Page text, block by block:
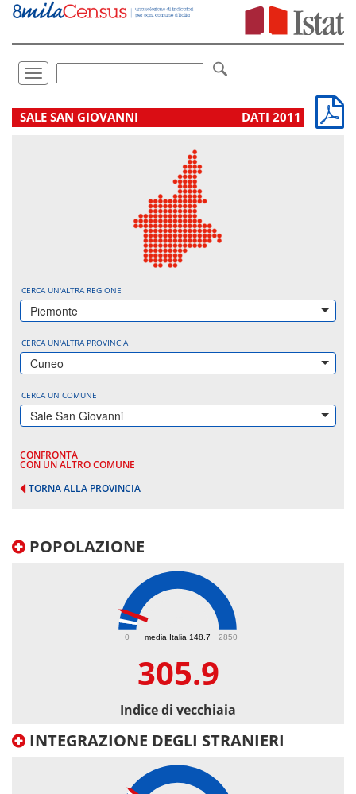
Vai
direttamente
Toggle
navigation
.
SALE SAN GIOVANNI DATI 2011
CERCA UN'ALTRA REGIONE
Piemonte
CERCA UN'ALTRA PROVINCIA
Cuneo
CERCA UN COMUNE
Sale San Giovanni
CONFRONTA
CON UN ALTRO COMUNE
TORNA ALLA PROVINCIA
POPOLAZIONE
media Italia 148.7
0 2850
305.9
Indice di vecchiaia
INTEGRAZIONE DEGLI STRANIERI